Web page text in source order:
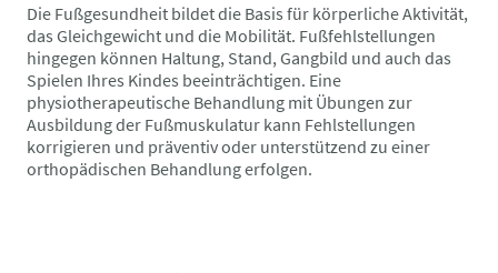
Die Fußgesundheit bildet die Basis für körperliche Aktivität,
das Gleichgewicht und die Mobilität. Fußfehlstellungen
hingegen können Haltung, Stand, Gangbild und auch das
Spielen Ihres Kindes beeinträchtigen. Eine
physiotherapeutische Behandlung mit Übungen zur
Ausbildung der Fußmuskulatur kann Fehlstellungen
korrigieren und präventiv oder unterstützend zu einer
orthopädischen Behandlung erfolgen.